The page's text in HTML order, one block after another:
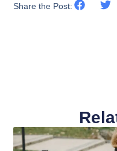
Share the Post: